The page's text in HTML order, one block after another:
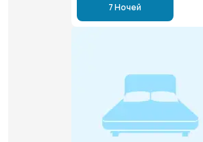
7 Ночей